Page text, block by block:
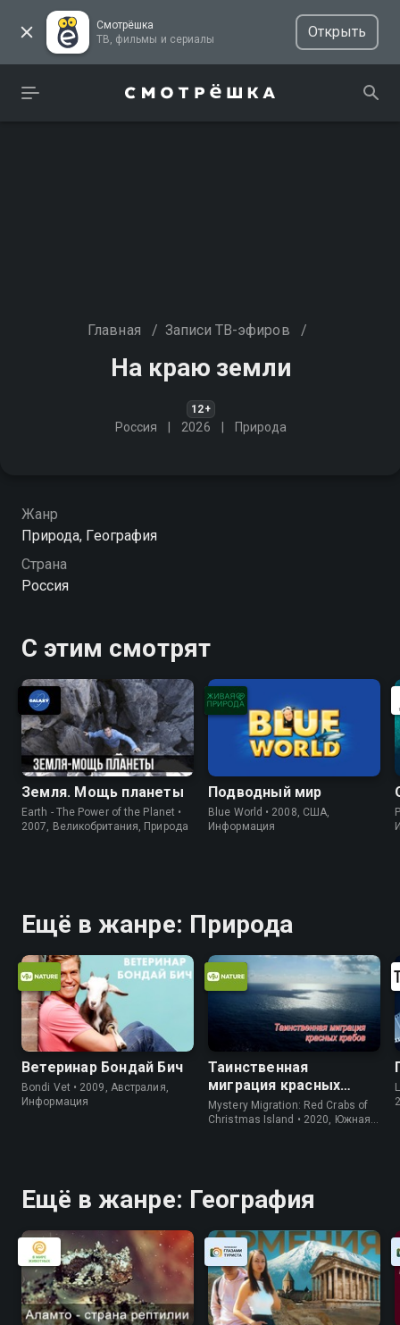
Смотрёшка
ТВ, фильмы и сериалы
Открыть
Главная / Записи ТВ-эфиров /
На краю земли
12+
Россия 2026 Природа
Жанр
Природа, География
Страна
Россия
С этим смотрят
Земля. Мощь планеты
Earth - The Power of the Planet •
2007, Великобритания, Природа
Подводный мир
Blue World • 2008, США,
Информация
Ещё в жанре: Природа
Ветеринар Бондай Бич
Bondi Vet • 2009, Австралия,
Информация
Таинственная
миграция красных
крабов
Mystery Migration: Red Crabs of
Christmas Island • 2020, Южная
Ещё в жанре: География